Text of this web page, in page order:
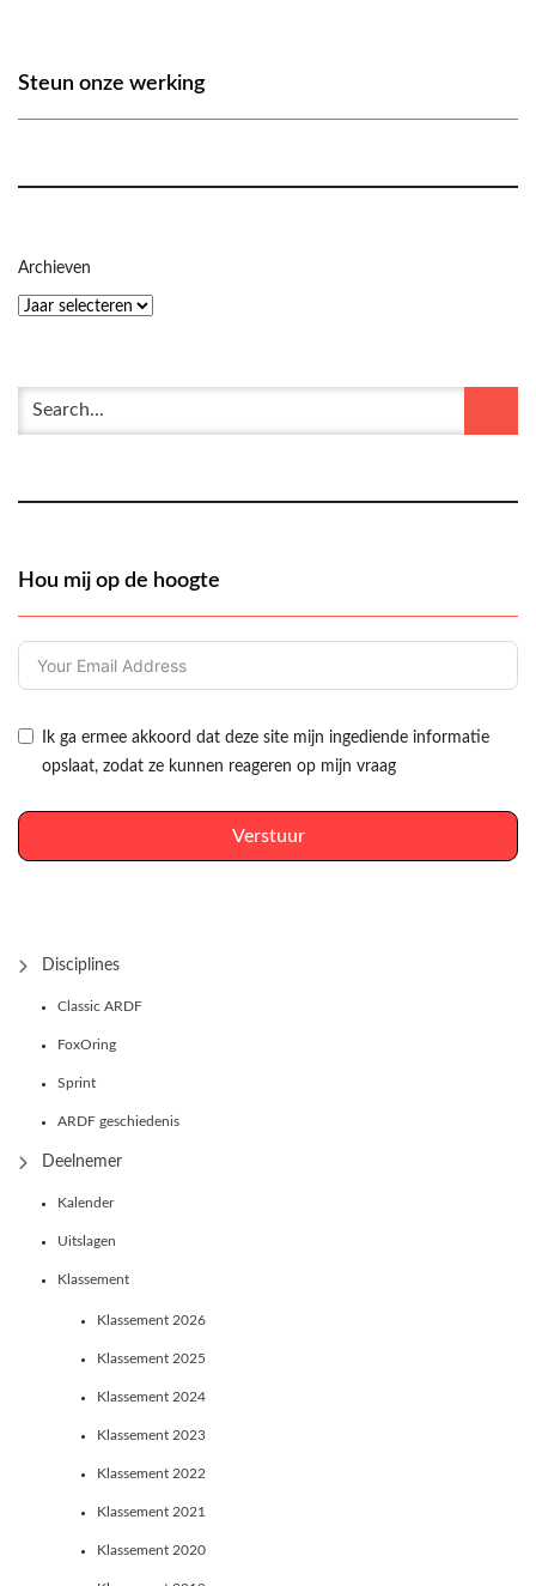
Steun onze werking
Archieven
Hou mij op de hoogte
Ik ga ermee akkoord dat deze site mijn ingediende informatie
opslaat, zodat ze kunnen reageren op mijn vraag
Verstuur
Disciplines
Classic ARDF
FoxOring
Sprint
ARDF geschiedenis
Deelnemer
Kalender
Uitslagen
Klassement
Klassement 2026
Klassement 2025
Klassement 2024
Klassement 2023
Klassement 2022
Klassement 2021
Klassement 2020